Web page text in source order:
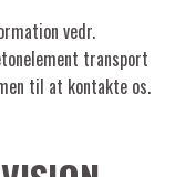
vedr.
transport
til at kontakte os.